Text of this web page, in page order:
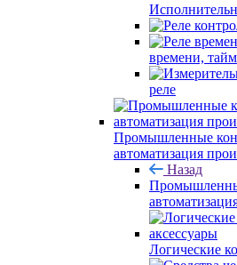
времени,
реле
Промышленные
автоматизация
Назад
Логические